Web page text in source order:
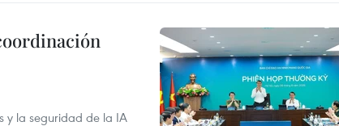
y la seguridad de la IA